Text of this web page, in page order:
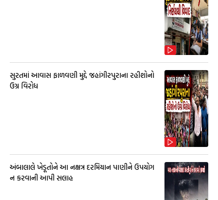
સુરતમાં આવાસ ફાળવણી મુદ્દે જહાંગીરપુરાના રહીશોનો
ઉગ્ર વિરોધ
અંબાલાલે ખેડૂતોને આ નક્ષત્ર દરમિયાન પાણીને ઉપયોગ
ન કરવાની આપી સલાહ